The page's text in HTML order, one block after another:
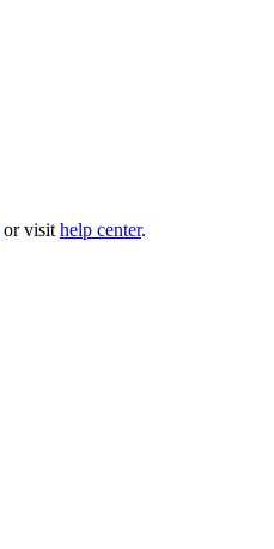
or visit help center.